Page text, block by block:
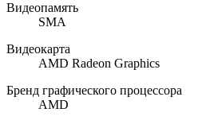
Видеопамять
SMA
Видеокарта
AMD Radeon Graphics
Бренд графического процессора
AMD